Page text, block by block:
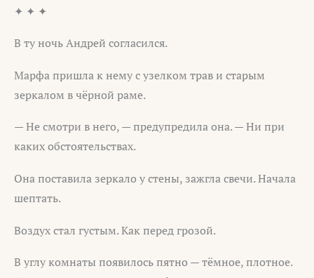
✦ ✦ ✦
В ту ночь Андрей согласился.
Марфа пришла к нему с узелком трав и старым
зеркалом в чёрной раме.
— Не смотри в него, — предупредила она. — Ни при
каких обстоятельствах.
Она поставила зеркало у стены, зажгла свечи. Начала
шептать.
Воздух стал густым. Как перед грозой.
В углу комнаты появилось пятно — тёмное, плотное.